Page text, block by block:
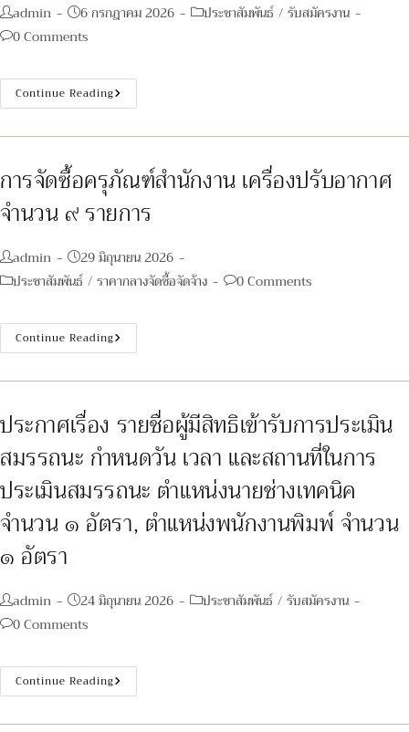
Post
author:
admin
Post
published:
6 กรกฎาคม 2026
Postประชาสัมพันธ์ / รับสมัครงาน
Post0 Comments
Continue Readingประกาศ
รับ
บุคคล
เป็น
ลูกจ้าง
การจัดซื้อครุภัณฑ์สำนักงาน เครื่องปรับอากาศ
จำนวน ๙ รายการ
Post
author:
admin
Post
published:
29 มิถุนายน 2026
Postประชาสัมพันธ์ / ราคากลางจัดซื้อจัดจ้าง
Post0 Comments
Continue Readingการ
จัด
ครุภัณฑ์
ปรับ
อากาศ
๙
รายการ
ประกาศเรื่อง รายชื่อผู้มีสิทธิเข้ารับการประเมิน
สมรรถนะ กำหนดวัน เวลา และสถานที่ในการ
ประเมินสมรรถนะ ตำแหน่งนายช่างเทคนิค
จำนวน ๑ อัตรา, ตำแหน่งพนักงานพิมพ์ จำนวน
๑ อัตรา
Post
author:
admin
Post
published:
24 มิถุนายน 2026
Postประชาสัมพันธ์ / รับสมัครงาน
Post0 Comments
Continue Readingประกาศ
เรื่อง
ชื่อ